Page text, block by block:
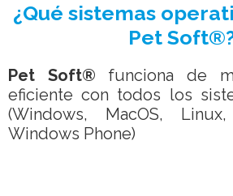
¿Qué sistemas
Pet
Pet Soft® funciona de
eficiente con todos los
(Windows, MacOS,
Windows Phone)